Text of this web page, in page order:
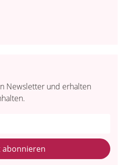
Newsletter und erhalten
abonnieren